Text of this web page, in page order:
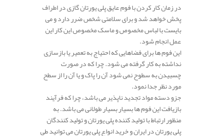
در زمان کار کردن با فوم عایق پلی یورتان گازی در اطراف
پخش خواهد شد و برای سلامتی شخص ضرر دارد و می
بایست با لباس مخصوص و ماسک مخصوص این کار این
عمل انجام شود.
این فوم ها برای فضاهایی که احتیاج به تعمیر یا بازسازی
نداشته به کار گرفته می شود. چرا که در صورت
چسبیدن به سطوح نمی شود آن را پاک و یا آن را از سطح
مورد نظر جدا نمود.
جزو دسته مواد تجدید ناپذیر می باشد، چرا که فرآیند
بازیافت این فوم ها بسیار بسیار طولانی می باشد. به
منظور ارتباط با تولید کننده پلی یورتان و تولید کنندگان
پلی یورتان در ایران و خرید انواع پلی یورتان می توانید طی